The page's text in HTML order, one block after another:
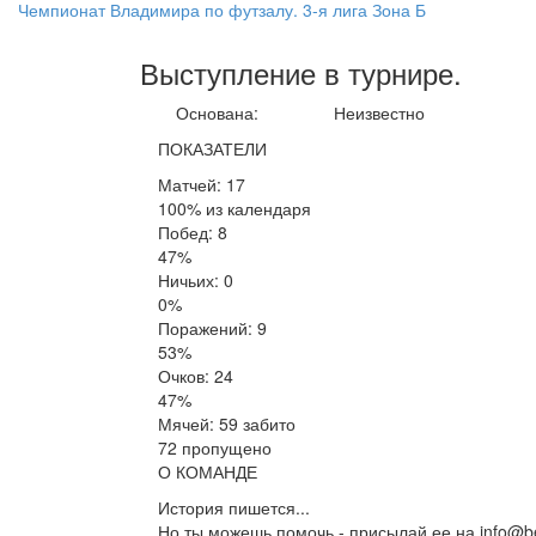
Чемпионат Владимира по футзалу. 3-я лига Зона Б
Выступление в турнире.
Основана:
Неизвестно
ПОКАЗАТЕЛИ
Матчей: 17
100% из календаря
Побед: 8
47%
Ничьих: 0
0%
Поражений: 9
53%
Очков: 24
47%
Мячей: 59 забито
72 пропущено
О КОМАНДЕ
История пишется...